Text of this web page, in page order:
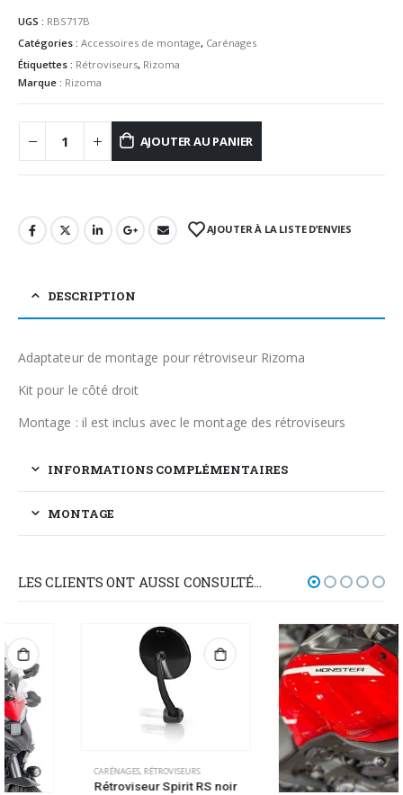
UGS : RBS717B
Catégories : Accessoires de montage, Carénages
Étiquettes : Rétroviseurs, Rizoma
Marque : Rizoma
AJOUTER AU PANIER
AJOUTER À LA LISTE D’ENVIES
DESCRIPTION
Adaptateur de montage pour rétroviseur Rizoma
Kit pour le côté droit
Montage : il est inclus avec le montage des rétroviseurs
INFORMATIONS COMPLÉMENTAIRES
MONTAGE
LES CLIENTS ONT AUSSI CONSULTÉ…
CARÉNAGES RÉTROVISEURS
Rétroviseur Spirit RS noir